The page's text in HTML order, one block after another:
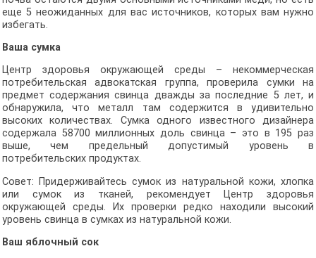
еще 5 неожиданных для вас источников, которых вам нужно
избегать.
Ваша сумка
Центр здоровья окружающей среды – некоммерческая
потребительская адвокатская группа, проверила сумки на
предмет содержания свинца дважды за последние 5 лет, и
обнаружила, что металл там содержится в удивительно
высоких количествах. Сумка одного известного дизайнера
содержала 58700 миллионных доль свинца – это в 195 раз
выше, чем предельный допустимый уровень в
потребительских продуктах.
Совет: Придерживайтесь сумок из натуральной кожи, хлопка
или сумок из тканей, рекомендует Центр здоровья
окружающей среды. Их проверки редко находили высокий
уровень свинца в сумках из натуральной кожи.
Ваш яблочный сок